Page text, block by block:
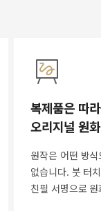
복제품은 따
오리지널 원
원작은 어떤 방
없습니다. 붓 터
친필 서명으로